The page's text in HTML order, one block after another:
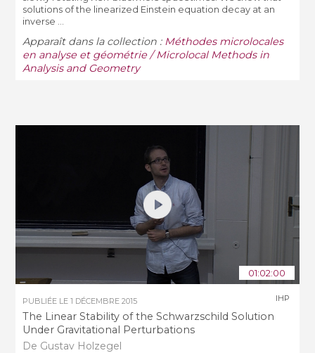
solutions of the linearized Einstein equation decay at an
inverse ...
Apparaît dans la collection : Méthodes microlocales
en analyse et géométrie / Microlocal Methods in
Analysis and Geometry
01:02:00
PUBLIÉE LE1 DÉCEMBRE 2015
The Linear Stability of the Schwarzschild Solution
Under Gravitational Perturbations
De Gustav Holzegel
IHP